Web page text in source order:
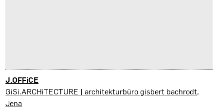
J.OFFiCE
JENA
GiSi.ARCHiTECTURE | architekturbüro gisbert bachrodt,
Jena